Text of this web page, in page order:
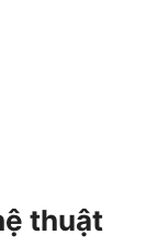
thuật